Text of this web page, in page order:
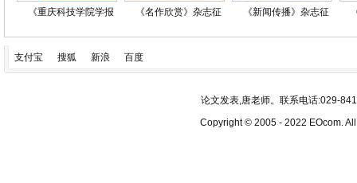
《重庆科技学院学报 《名作欣赏》杂志征 《新闻传播》杂志征
支付宝 搜狐 新浪 百度
论文发表,唐老师。联系电话:029-
Copyright © 2005 - 2022 EOcom.